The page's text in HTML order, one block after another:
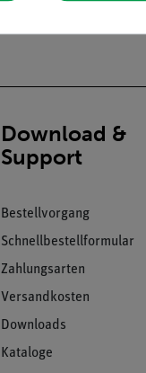
Download &
Support
Bestellvorgang
Schnellbestellformular
Zahlungsarten
Versandkosten
Downloads
Kataloge